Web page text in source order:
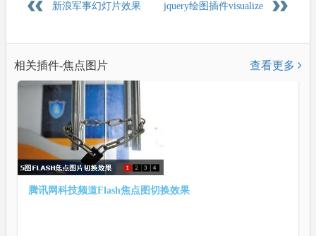
新浪军事幻灯片效果 jquery绘图插件visualize
相关插件-焦点图片 查看更多
腾讯网科技频道Flash焦点图切换效果